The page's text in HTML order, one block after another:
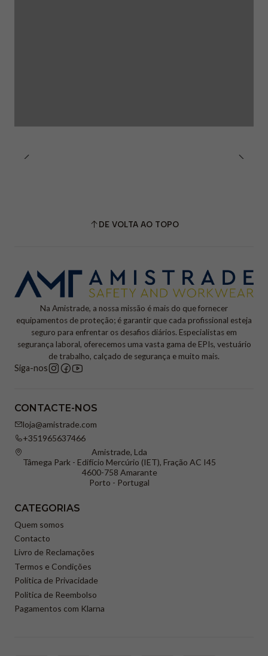
DE VOLTA AO TOPO
Na Amistrade, a nossa missão é mais do que fornecer
equipamentos de proteção; é garantir que cada profissional esteja
seguro para enfrentar os desafios diários. Especialistas em
segurança laboral, oferecemos uma vasta gama de EPIs, vestuário
de trabalho, calçado de segurança e muito mais.
Siga-nos
CONTACTE-NOS
loja@amistrade.com
+351965637466
Amistrade, Lda
Tâmega Park - Edifício Mercúrio (IET), Fração AC I45
4600-758 Amarante
Porto - Portugal
CATEGORIAS
Quem somos
Contacto
Livro de Reclamações
Termos e Condições
Política de Privacidade
Politica de Reembolso
Pagamentos com Klarna